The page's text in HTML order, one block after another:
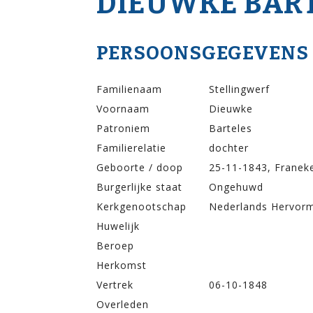
PERSOONSGEGEVENS
Familienaam
Stellingwerf
Voornaam
Dieuwke
Patroniem
Barteles
Familierelatie
dochter
Geboorte / doop
25-11-1843,
Burgerlijke staat
Ongehuwd
Kerkgenootschap
Nederlands
Huwelijk
Beroep
Herkomst
Vertrek
06-10-1848
Overleden